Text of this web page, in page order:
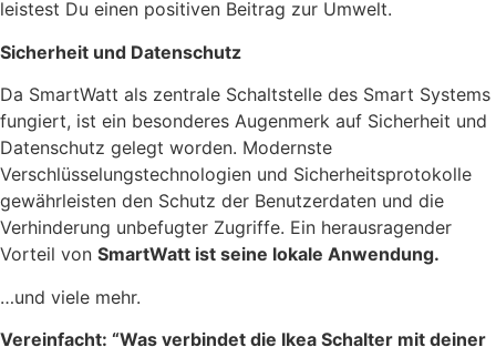
leistest Du einen positiven Beitrag zur Umwelt.
Sicherheit und Datenschutz
Da SmartWatt als zentrale Schaltstelle des Smart Systems
fungiert, ist ein besonderes Augenmerk auf Sicherheit und
Datenschutz gelegt worden. Modernste
Verschlüsselungstechnologien und Sicherheitsprotokolle
gewährleisten den Schutz der Benutzerdaten und die
Verhinderung unbefugter Zugriffe. Ein herausragender
Vorteil von SmartWatt ist seine lokale Anwendung.
…und viele mehr.
Vereinfacht: “Was verbindet die Ikea Schalter mit deiner